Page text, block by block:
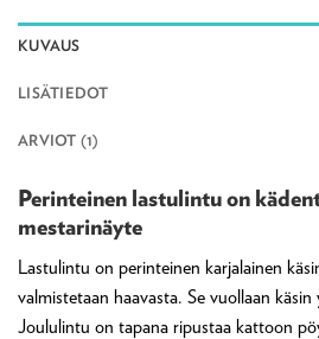
KUVAUS
LISÄTIEDOT
ARVIOT (1)
Perinteinen lastulintu on
mestarinäyte
Lastulintu on perinteinen karjalainen
valmistetaan haavasta. Se vuollaan
Joululintu on tapana ripustaa kattoon